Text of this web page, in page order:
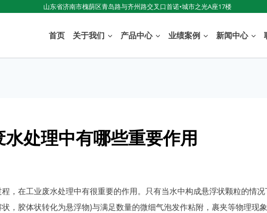
山东省济南市槐荫区青岛路与齐州路交叉口首诺•城市之光A座17楼
首页 关于我们 产品中心 业绩案例 新闻中心
处理中有哪些重要作用
，在工业废水处理中有很重要的作用。只有当水中构成悬浮状颗粒的情
，胶体状转化为悬浮物)与满足数量的微细气泡发作粘附，裹夹等物理现